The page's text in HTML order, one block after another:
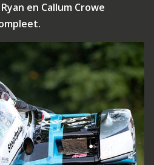
en Callum Crowe